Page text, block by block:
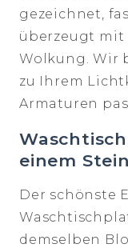
gezeichnet,
überzeugt mit
Wolkung. Wir
zu Ihrem
Armaturen
einem Stein
Der schönste
demselben